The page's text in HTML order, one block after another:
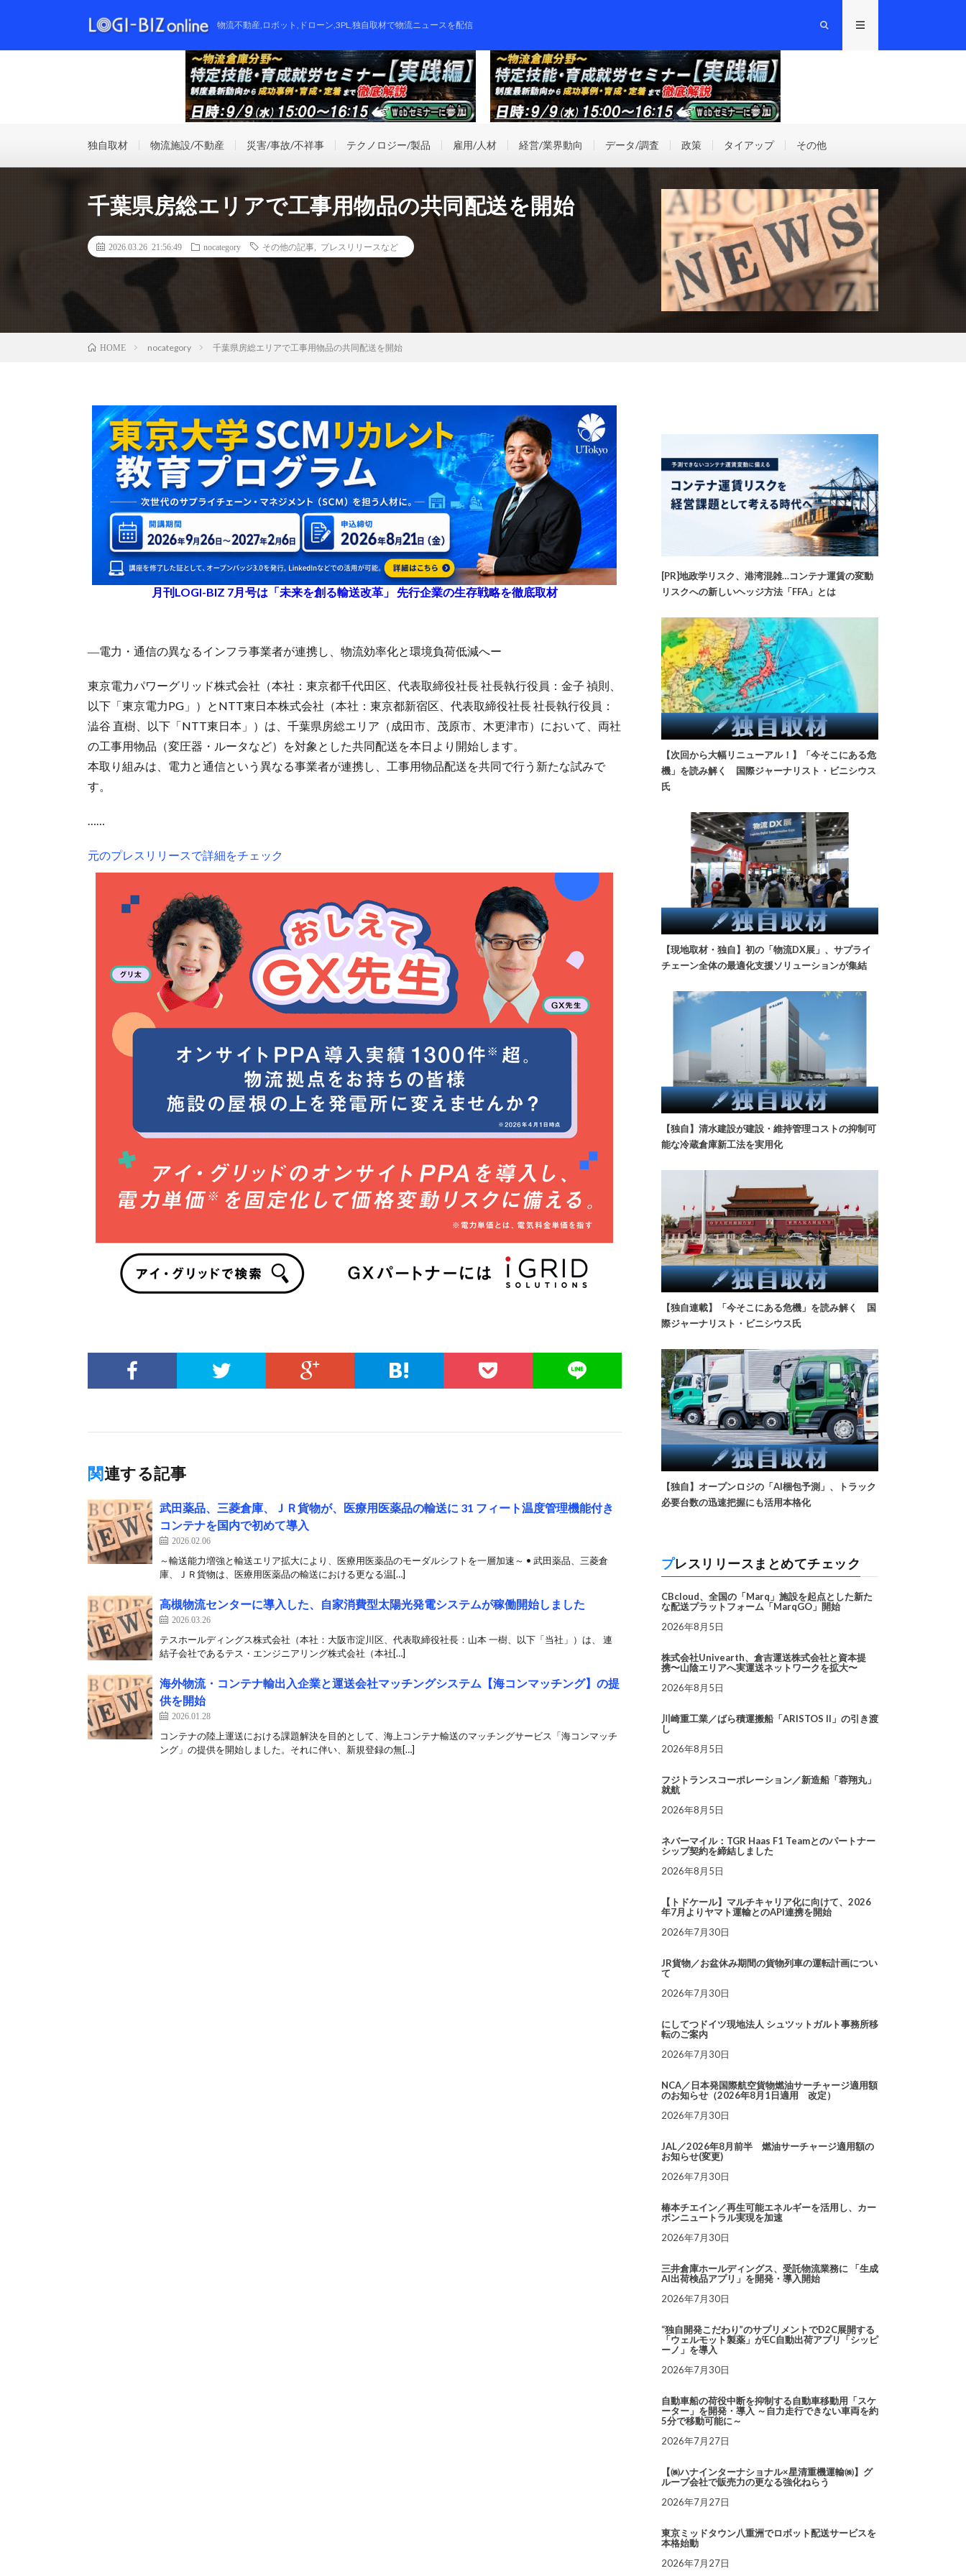
物流不動産,ロボット,ドローン,3PL,独自取材で物流ニュースを配信
独自取材 物流施設/不動産 災害/事故/不祥事 テクノロジー/製品 雇用/人材 経営/業界動向 データ/調査 政策 タイアップ その他
千葉県房総エリアで工事用物品の共同配送を開始
2026.03.26 21:56:49 nocategory その他の記事 プレスリリースなど
HOME nocategory 千葉県房総エリアで工事用物品の共同配送を開始
月刊LOGI-BIZ 7月号は「未来を創る輸送改革」 先行企業の生存戦略を徹底取材
―電力・通信の異なるインフラ事業者が連携し、物流効率化と環境負荷低減へー
東京電力パワーグリッド株式会社（本社：東京都千代田区、代表取締役社長 社長執行役員：金子 禎則、
以下「東京電力PG」）とNTT東日本株式会社（本社：東京都新宿区、代表取締役社長 社長執行役員：
澁谷 直樹、以下「NTT東日本」）は、千葉県房総エリア（成田市、茂原市、木更津市）において、両社
の工事用物品（変圧器・ルータなど）を対象とした共同配送を本日より開始します。
本取り組みは、電力と通信という異なる事業者が連携し、工事用物品配送を共同で行う新たな試みで
す。
……
元のプレスリリースで詳細をチェック
関連する記事
武田薬品、三菱倉庫、ＪＲ貨物が、医療用医薬品の輸送に 31 フィート温度管理機能付き
コンテナを国内で初めて導入
2026.02.06
～輸送能力増強と輸送エリア拡大により、医療用医薬品のモーダルシフトを一層加速～ • 武田薬品、三菱倉
庫、ＪＲ貨物は、医療用医薬品の輸送における更なる温[…]
高槻物流センターに導入した、自家消費型太陽光発電システムが稼働開始しました
2026.03.26
テスホールディングス株式会社（本社：⼤阪市淀川区、代表取締役社⻑：山本 一樹、以下「当社」）は、 連
結⼦会社であるテス・エンジニアリング株式会社（本社[…]
海外物流・コンテナ輸出入企業と運送会社マッチングシステム【海コンマッチング】の提
供を開始
2026.01.28
コンテナの陸上運送における課題解決を目的として、海上コンテナ輸送のマッチングサービス「海コンマッチ
ング」の提供を開始しました。それに伴い、新規登録の無[…]
[PR]地政学リスク、港湾混雑…コンテナ運賃の変動
リスクへの新しいヘッジ方法「FFA」とは
【次回から大幅リニューアル！】「今そこにある危
機」を読み解く 国際ジャーナリスト・ビニシウス
氏
【現地取材・独自】初の「物流DX展」、サプライ
チェーン全体の最適化支援ソリューションが集結
【独自】清水建設が建設・維持管理コストの抑制可
能な冷蔵倉庫新工法を実用化
【独自連載】「今そこにある危機」を読み解く 国
際ジャーナリスト・ビニシウス氏
【独自】オープンロジの「AI梱包予測」、トラック
必要台数の迅速把握にも活用本格化
プレスリリースまとめてチェック
CBcloud、全国の「Marq」施設を起点とした新た
な配送プラットフォーム「MarqGO」開始
2026年8月5日
株式会社Univearth、倉吉運送株式会社と資本提
携〜山陰エリアへ実運送ネットワークを拡大〜
2026年8月5日
川崎重工業／ばら積運搬船「ARISTOS II」の引き渡
し
2026年8月5日
フジトランスコーポレーション／新造船「蓉翔丸」
就航
2026年8月5日
ネバーマイル：TGR Haas F1 Teamとのパートナー
シップ契約を締結しました
2026年8月5日
【トドケール】マルチキャリア化に向けて、2026
年7月よりヤマト運輸とのAPI連携を開始
2026年7月30日
JR貨物／お盆休み期間の貨物列車の運転計画につい
て
2026年7月30日
にしてつドイツ現地法人 シュツットガルト事務所移
転のご案内
2026年7月30日
NCA／日本発国際航空貨物燃油サーチャージ適用額
のお知らせ（2026年8月1日適用 改定）
2026年7月30日
JAL／2026年8月前半 燃油サーチャージ適用額の
お知らせ(変更)
2026年7月30日
椿本チエイン／再生可能エネルギーを活用し、カー
ボンニュートラル実現を加速
2026年7月30日
三井倉庫ホールディングス、受託物流業務に 「生成
AI出荷検品アプリ」を開発・導入開始
2026年7月30日
“独自開発こだわり”のサプリメントでD2C展開する
「ウェルモット製薬」がEC自動出荷アプリ「シッピ
ーノ」を導入
2026年7月30日
自動車船の荷役中断を抑制する自動車移動用「スケ
ーター」を開発・導入 ～自力走行できない車両を約
5分で移動可能に～
2026年7月27日
【㈱ハナインターナショナル×星清重機運輸㈱】グ
ループ会社で販売力の更なる強化ねらう
2026年7月27日
東京ミッドタウン八重洲でロボット配送サービスを
本格始動
2026年7月27日